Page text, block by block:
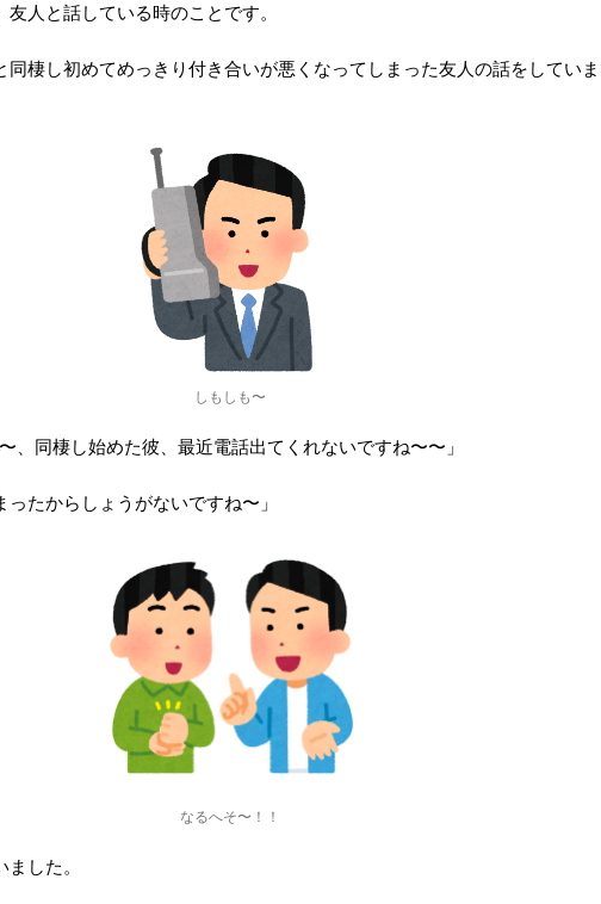
人と話している時のことです。
同棲し初めてめっきり付き合いが悪くなってしまった友人の話をしていま
しもしも〜
、同棲し始めた彼、最近電話出てくれないですね〜〜」
たからしょうがないですね〜」
なるへそ〜！！
した。